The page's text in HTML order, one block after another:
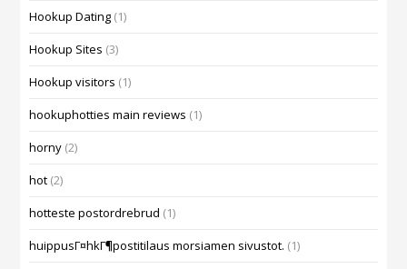
Hookup Dating (1)
Hookup Sites (3)
Hookup visitors (1)
hookuphotties main reviews (1)
horny (2)
hot (2)
hotteste postordrebrud (1)
huippusГ¤hkГ¶postitilaus morsiamen sivustot. (1)